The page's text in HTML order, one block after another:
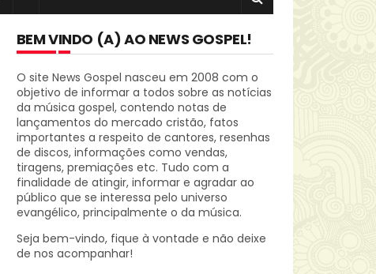
BEM VINDO (A) AO NEWS GOSPEL!
O site News Gospel nasceu em 2008 com o
objetivo de informar a todos sobre as notícias
da música gospel, contendo notas de
lançamentos do mercado cristão, fatos
importantes a respeito de cantores, resenhas
de discos, informações como vendas,
tiragens, premiações etc. Tudo com a
finalidade de atingir, informar e agradar ao
público que se interessa pelo universo
evangélico, principalmente o da música.
Seja bem-vindo, fique à vontade e não deixe
de nos acompanhar!